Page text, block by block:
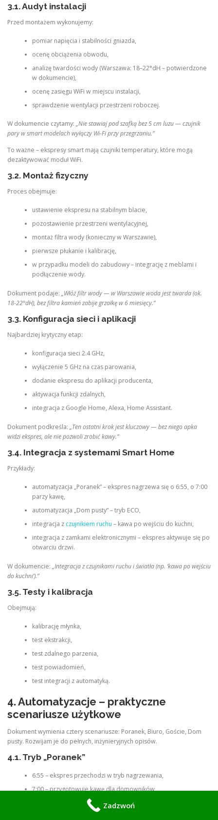
3.1. Audyt instalacji
Przed montażem wykonujemy:
pomiar napięcia i stabilności gniazda,
ocenę obciążenia obwodu,
analizę twardości wody (Warszawa: 18–22°dH – potwierdzone
w dokumencie),
ocenę zasięgu WiFi w miejscu instalacji,
sprawdzenie wentylacji przestrzeni roboczej.
W dokumencie czytamy: „Nie stawiaj pod szafką bez 5 cm luzu — czujnik
pary w smart modelach wyłączy Wi-Fi przy przegrzaniu.”
To ważne – ekspresy smart mają czujniki temperatury, które mogą
dezaktywować moduł WiFi.
3.2. Montaż fizyczny
Proces obejmuje:
ustawienie ekspresu na stabilnym blacie,
pozostawienie przestrzeni wentylacyjnej,
montaż filtra wody (konieczny w Warszawie),
pierwsze płukanie i kalibrację,
w przypadku modeli do zabudowy – integrację z meblami i
podłączenie wody.
Dokument podaje: „Włóż filtr wody — w Warszawie woda jest twarda (ok.
18-22°dH), bez filtra kamień zabije grzałkę w 6 miesięcy.”
3.3. Konfiguracja sieci i aplikacji
Najbardziej krytyczny etap:
konfiguracja sieci 2.4 GHz,
wyłączenie 5 GHz na czas parowania,
dodanie ekspresu do aplikacji producenta,
aktywacja funkcji zdalnych,
integracja z Google Home, Alexa, Home Assistant.
Dokument podkreśla: „Ten ostatni krok jest kluczowy — bez niego apka
widzi ekspres, ale nie pozwoli zrobić kawy.”
3.4. Integracja z systemami Smart Home
Przykłady:
automatyzacja „Poranek” – ekspres nagrzewa się o 6:55, o 7:00
parzy kawę,
automatyzacja „Dom pusty” – tryb ECO,
integracja z czujnikiem ruchu – kawa po wejściu do kuchni,
integracja z zamkami elektronicznymi – ekspres aktywuje się po
otwarciu drzwi.
W dokumencie: „Integracja z czujnikami ruchu i światła (np. ‘kawa po wejściu
do kuchni’).”
3.5. Testy i kalibracja
Obejmują:
kalibrację młynka,
test ekstrakcji,
test zdalnego parzenia,
test powiadomień,
test integracji z automatyką.
4. Automatyzacje – praktyczne
scenariusze użytkowe
Dokument wymienia cztery scenariusze: Poranek, Biuro, Goście, Dom
pusty. Rozwijam je do pełnych, inżynieryjnych opisów.
4.1. Tryb „Poranek”
6:55 – ekspres przechodzi w tryb nagrzewania,
7:00 – przygotowuje kawę dla domowników,
7:05 – wysyła powiadomienie o gotowości.
Zadzwoń